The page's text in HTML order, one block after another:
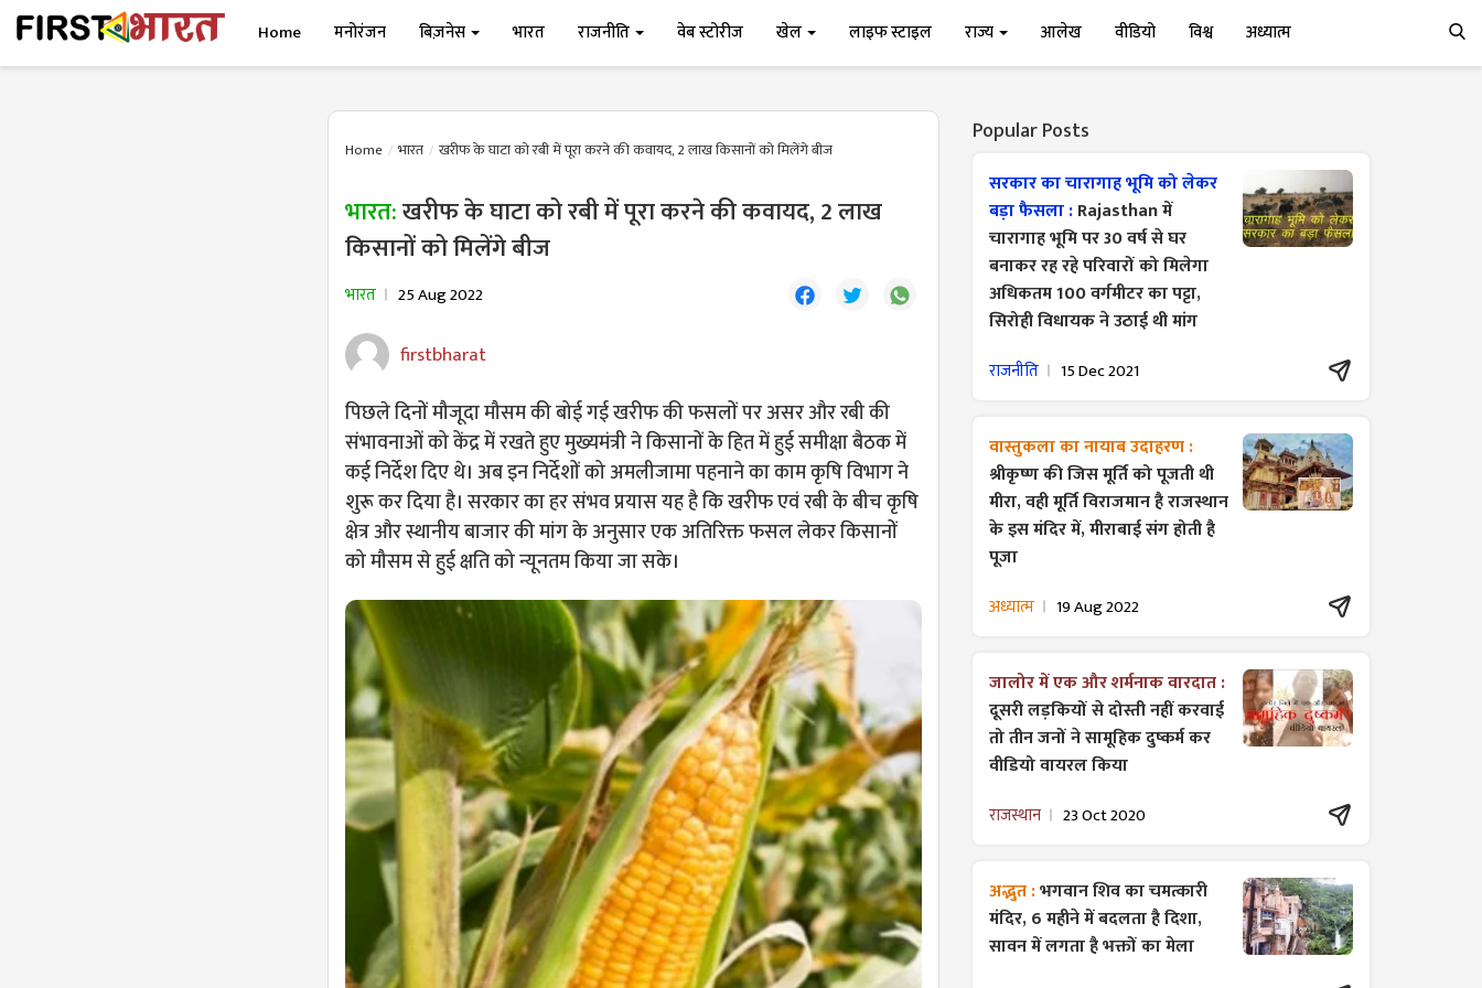
Home मनोरंजन बिज़नेस भारत राजनीति वेब स्टोरीज खेल लाइफ स्टाइल राज्य आलेख वीडियो विश्व अध्यात्म
Home भारत खरीफ के घाटा को रबी में पूरा करने की कवायद, 2 लाख किसानों को मिलेंगे बीज
भारत:खरीफ के घाटा को रबी में पूरा करने की कवायद, 2 लाख
किसानों को मिलेंगे बीज
भारत 25 Aug 2022
firstbharat
पिछले दिनों मौजूदा मौसम की बोई गई खरीफ की फसलों पर असर और रबी की
संभावनाओं को केंद्र में रखते हुए मुख्यमंत्री ने किसानों के हित में हुई समीक्षा बैठक में
कई निर्देश दिए थे। अब इन निर्देशों को अमलीजामा पहनाने का काम कृषि विभाग ने
शुरू कर दिया है। सरकार का हर संभव प्रयास यह है कि खरीफ एवं रबी के बीच कृषि
क्षेत्र और स्थानीय बाजार की मांग के अनुसार एक अतिरिक्त फसल लेकर किसानों
को मौसम से हुई क्षति को न्यूनतम किया जा सके।
Popular Posts
सरकार का चारागाह भूमि को लेकर
बड़ा फैसला :Rajasthan में
चारागाह भूमि पर 30 वर्ष से घर
बनाकर रह रहे परिवारों को मिलेगा
अधिकतम 100 वर्गमीटर का पट्टा,
सिरोही विधायक ने उठाई थी मांग
राजनीति 15 Dec 2021
वास्तुकला का नायाब उदाहरण :
श्रीकृष्ण की जिस मूर्ति को पूजती थी
मीरा, वही मूर्ति विराजमान है राजस्थान
के इस मंदिर में, मीराबाई संग होती है
पूजा
अध्यात्म 19 Aug 2022
जालोर में एक और शर्मनाक वारदात :
दूसरी लड़कियों से दोस्ती नहीं करवाई
तो तीन जनों ने सामूहिक दुष्कर्म कर
वीडियो वायरल किया
राजस्थान 23 Oct 2020
अद्भुत :भगवान शिव का चमत्कारी
मंदिर, 6 महीने में बदलता है दिशा,
सावन में लगता है भक्तों का मेला